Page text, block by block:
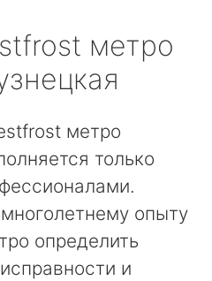
метро
метро
только
опыту
определить
и